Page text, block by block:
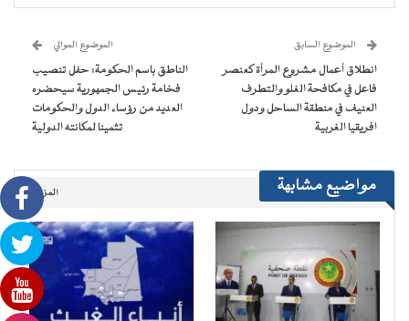
في في في في جديدة) الإلكتروني
نافذة
جديدة)
الموضوع السابق
انطلاق أعمال مشروع المرأة كعنصر
فاعل في مكافحة الغلو والتطرف
العنيف في منطقة الساحل ودول
افريقيا الغربية
الموضوع الموالي
الناطق باسم الحكومة: حفل تنصيب
فخامة رئيس الجمهورية سيحضره
العديد من رؤساء الدول والحكومات
تثمينا لمكانته الدولية
مواضيع مشابهة المزيد..